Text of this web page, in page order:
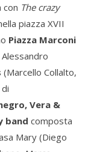
con The crazy
piazza XVII
Piazza Marconi
(Marcello Collalto,
, Vera &
band composta
Mary (Diego